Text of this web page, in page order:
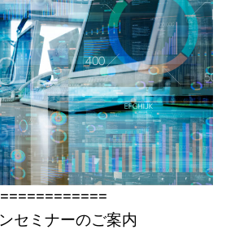
セミナーのご案内